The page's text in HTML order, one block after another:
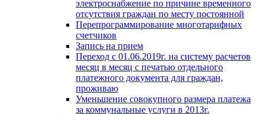
электроснабжение по причине временного
отсутствия граждан по месту постоянной
Перепрограммирование многотарифных
счетчиков
Запись на прием
Переход с 01.06.2019г. на систему расчетов
месяц в месяц с печатью отдельного
платежного документа для граждан,
проживаю
Уменьшение совокупного размера платежа
за коммунальные услуги в 2013г.